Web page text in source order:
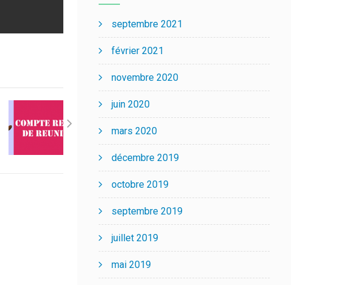
septembre 2021
février 2021
novembre 2020
juin 2020
mars 2020
décembre 2019
octobre 2019
septembre 2019
juillet 2019
mai 2019